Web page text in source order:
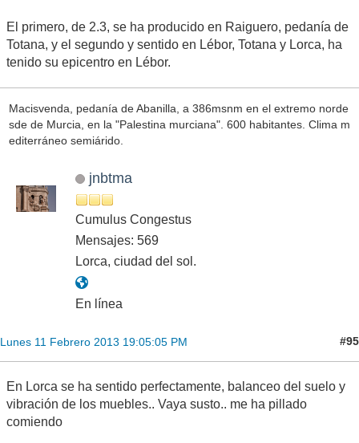
El primero, de 2.3, se ha producido en Raiguero, pedanía de
Totana, y el segundo y sentido en Lébor, Totana y Lorca, ha
tenido su epicentro en Lébor.
Macisvenda, pedanía de Abanilla, a 386msnm en el extremo norde
sde de Murcia, en la "Palestina murciana". 600 habitantes. Clima m
editerráneo semiárido.
jnbtma
Cumulus Congestus
Mensajes: 569
Lorca, ciudad del sol.
En línea
Lunes 11 Febrero 2013 19:05:05 PM #95
En Lorca se ha sentido perfectamente, balanceo del suelo y
vibración de los muebles.. Vaya susto.. me ha pillado
comiendo